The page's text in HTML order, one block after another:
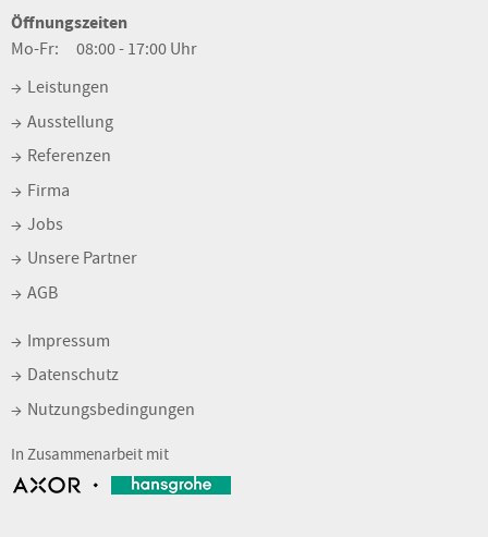
Öffnungszeiten
Mo-Fr:
08:00 - 17:00 Uhr
Leistungen
Ausstellung
Referenzen
Firma
Jobs
Unsere Partner
AGB
Impressum
Datenschutz
Nutzungsbedingungen
In Zusammenarbeit mit